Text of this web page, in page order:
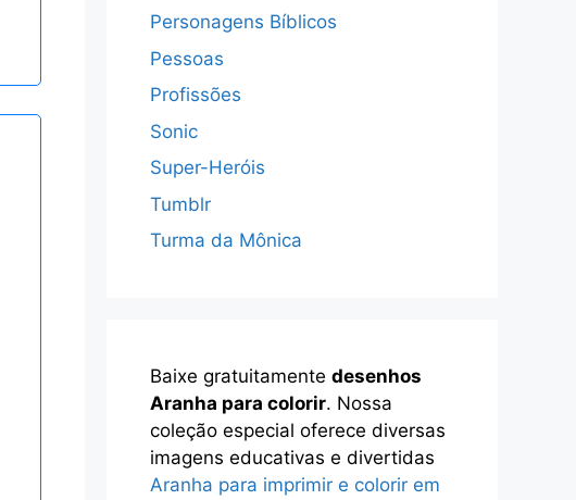
Personagens Bíblicos
Pessoas
Profissões
Sonic
Super-Heróis
Tumblr
Turma da Mônica
Baixe gratuitamente desenhos
Aranha para colorir. Nossa
coleção especial oferece diversas
imagens educativas e divertidas
Aranha para imprimir e colorir em